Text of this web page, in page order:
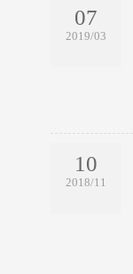
07
2019/03
10
2018/11